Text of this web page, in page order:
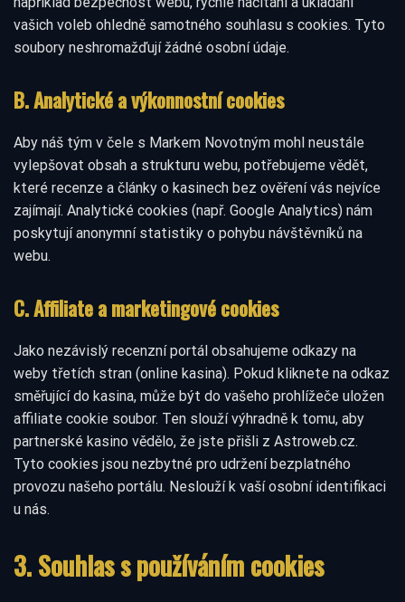
vašich voleb ohledně samotného souhlasu s cookies. Tyto
soubory neshromažďují žádné osobní údaje.
B. Analytické a výkonnostní cookies
Aby náš tým v čele s Markem Novotným mohl neustále
vylepšovat obsah a strukturu webu, potřebujeme vědět,
které recenze a články o kasinech bez ověření vás nejvíce
zajímají. Analytické cookies (např. Google Analytics) nám
poskytují anonymní statistiky o pohybu návštěvníků na
webu.
C. Affiliate a marketingové cookies
Jako nezávislý recenzní portál obsahujeme odkazy na
weby třetích stran (online kasina). Pokud kliknete na odkaz
směřující do kasina, může být do vašeho prohlížeče uložen
affiliate cookie soubor. Ten slouží výhradně k tomu, aby
partnerské kasino vědělo, že jste přišli z Astroweb.cz.
Tyto cookies jsou nezbytné pro udržení bezplatného
provozu našeho portálu. Neslouží k vaší osobní identifikaci
u nás.
3. Souhlas s používáním cookies